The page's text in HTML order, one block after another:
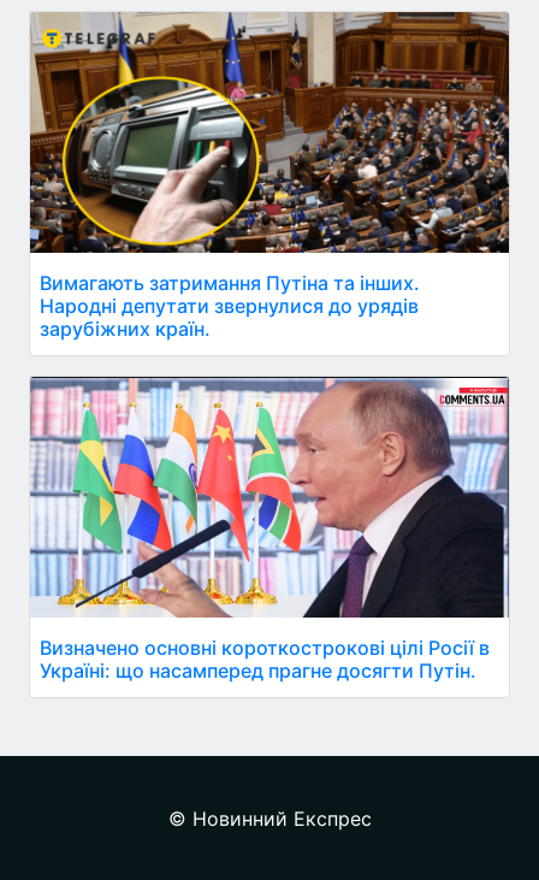
Вимагають затримання Путіна та інших.
Народні депутати звернулися до урядів
зарубіжних країн.
Визначено основні короткострокові цілі Росії в
Україні: що насамперед прагне досягти Путін.
© Новинний Експрес